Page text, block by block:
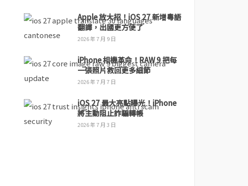
Apple 放大招！iOS 27 新增粵語
翻譯，出國更方便了
2026 年 7 月 9 日
iPhone 相機革命！RAW 9 把每
一張照片救回更多細節
2026 年 7 月 7 日
iOS 27 最大亮點曝光！iPhone
將主動阻止詐騙轉帳
2026 年 7 月 3 日